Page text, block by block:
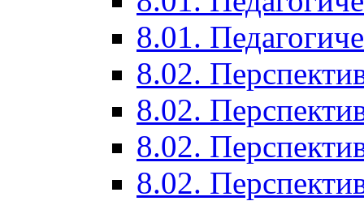
8.01.
8.02.
8.02.
8.02.
8.02.